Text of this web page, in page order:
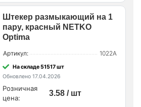
Штекер размыкающий на 1
пару, красный NETKO
Optima
Артикул: 1022A
На складе 51517 шт
Обновлено 17.04.2026
Розничная
цена:
3.58 / шт